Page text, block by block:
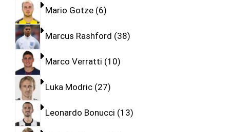
Mario Gotze 6
Marcus Rashford 38
Marco Verratti 10
Luka Modric 27
Leonardo Bonucci 13